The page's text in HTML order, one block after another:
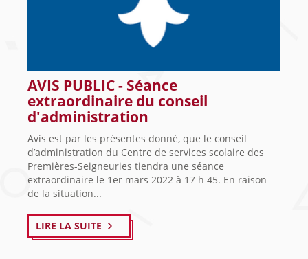
AVIS PUBLIC - Séance
extraordinaire du conseil
d'administration
Avis est par les présentes donné, que le conseil
d’administration du Centre de services scolaire des
Premières-Seigneuries tiendra une séance
extraordinaire le 1er mars 2022 à 17 h 45. En raison
de la situation...
LIRE LA SUITE